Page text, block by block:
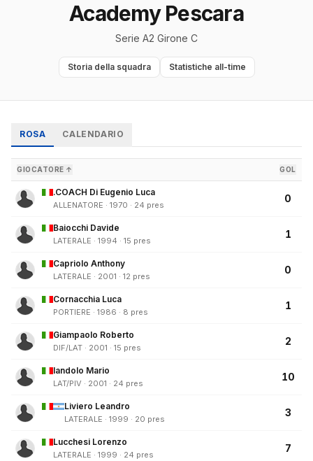
Academy Pescara
Serie A2 Girone C
Storia della squadra Statistiche all-time
ROSA CALENDARIO
GIOCATORE ↑ GOL
.COACH Di Eugenio Luca
ALLENATORE · 1970 · 24 pres
0
Baiocchi Davide
LATERALE · 1994 · 15 pres
1
Capriolo Anthony
LATERALE · 2001 · 12 pres
0
Cornacchia Luca
PORTIERE · 1986 · 8 pres
1
Giampaolo Roberto
DIF/LAT · 2001 · 15 pres
2
Iandolo Mario
LAT/PIV · 2001 · 24 pres
10
Liviero Leandro
LATERALE · 1999 · 20 pres
3
Lucchesi Lorenzo
LATERALE · 1999 · 24 pres
7